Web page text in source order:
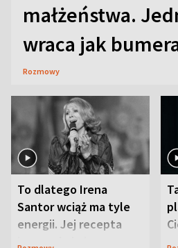
małżeństwa.
wraca jak
Rozmowy
To dlatego Irena
Santor wciąż ma tyle
energii. Jej recepta
jest zaskakująco